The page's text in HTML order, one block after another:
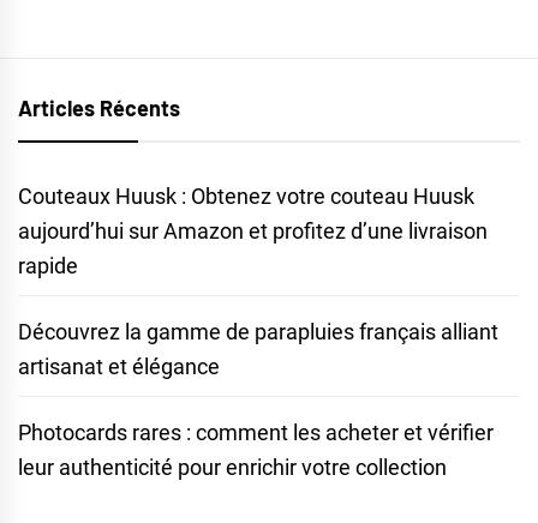
Articles Récents
Couteaux Huusk : Obtenez votre couteau Huusk
aujourd’hui sur Amazon et profitez d’une livraison
rapide
Découvrez la gamme de parapluies français alliant
artisanat et élégance
Photocards rares : comment les acheter et vérifier
leur authenticité pour enrichir votre collection